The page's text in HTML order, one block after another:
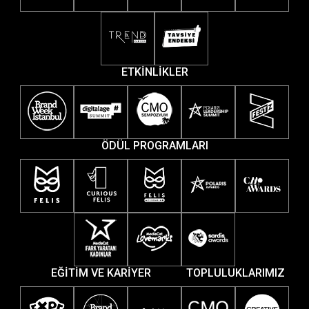
ETKİNLİKLER
ÖDÜL PROGRAMLARI
EĞİTİM VE KARİYER TOPLULUKLARIMIZ